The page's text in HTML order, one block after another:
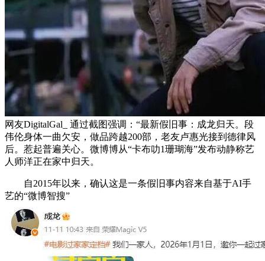
网友DigitalGal_ 通过截图强调：“最新假旧事：成龙归天。段
伟伦身体一曲欠安，做品跨越200部，老友卢惠光接到德律风
后。惹起普遍关心。微博博从“卡布叻1珊瑚海”发布动静称艺
人师洋正在家中归天。
自2015年以来，确认这是一条假旧事内容来自基于AI手
艺的“微博智搜”